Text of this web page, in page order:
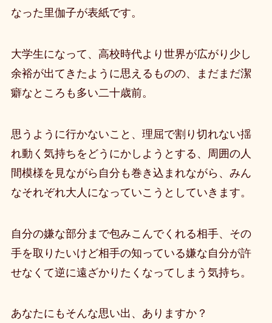
なった里伽子が表紙です。
大学生になって、高校時代より世界が広がり少し
余裕が出てきたように思えるものの、まだまだ潔
癖なところも多い二十歳前。
思うように行かないこと、理屈で割り切れない揺
れ動く気持ちをどうにかしようとする、周囲の人
間模様を見ながら自分も巻き込まれながら、みん
なそれぞれ大人になっていこうとしていきます。
自分の嫌な部分まで包みこんでくれる相手、その
手を取りたいけど相手の知っている嫌な自分が許
せなくて逆に遠ざかりたくなってしまう気持ち。
あなたにもそんな思い出、ありますか？